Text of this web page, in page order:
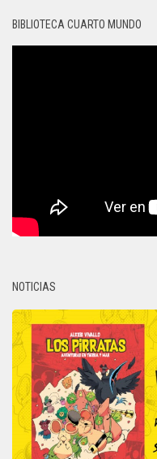
BIBLIOTECA CUARTO MUNDO
NOTICIAS